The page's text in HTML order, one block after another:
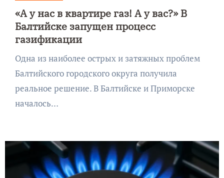
«А у нас в квартире газ! А у вас?» В
Балтийске запущен процесс
газификации
Одна из наиболее острых и затяжных проблем
Балтийского городского округа получила
реальное решение. В Балтийске и Приморске
началось…